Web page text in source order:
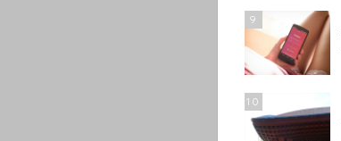
9
10